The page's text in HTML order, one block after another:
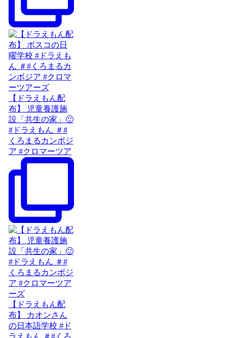
【ドラえもん配
布】 児童養護施
設「共生の家」🙂
#ドラえもん ＃#
くろまるカンボジ
ア #クロマーツア
【ドラえもん配
布】 カオンさん
の日本語学校 #ド
ラえもん ＃#くろ